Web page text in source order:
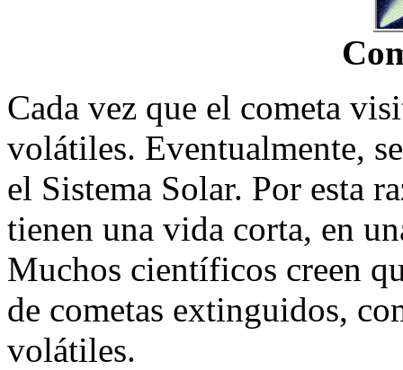
Cada vez que el cometa
volátiles. Eventualmente,
el Sistema Solar. Por esta
tienen una vida corta, en
Muchos científicos creen
de cometas extinguidos,
volátiles.